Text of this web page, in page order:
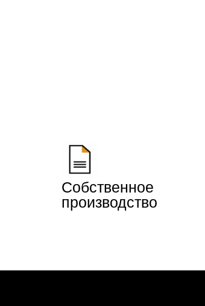
Собственное
производство